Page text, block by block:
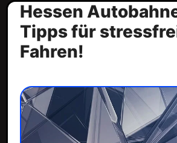
Hessen
Tipps für
Fahren!